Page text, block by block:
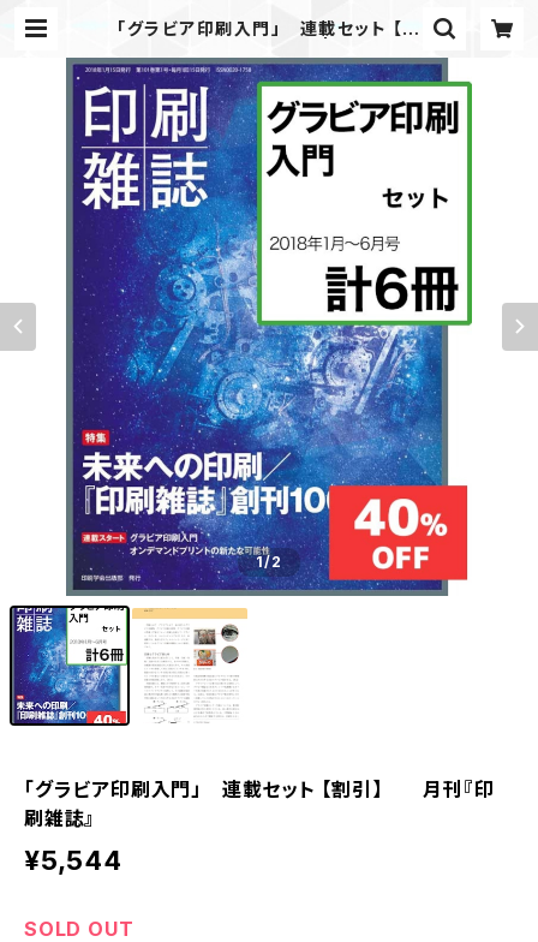
「グラビア印刷入門」 連載セット 【割
RINTER WEB SHOP
1/2
「グラビア印刷入門」 連載セット 【割引】 月刊『印
刷雑誌』
¥5,544
SOLD OUT